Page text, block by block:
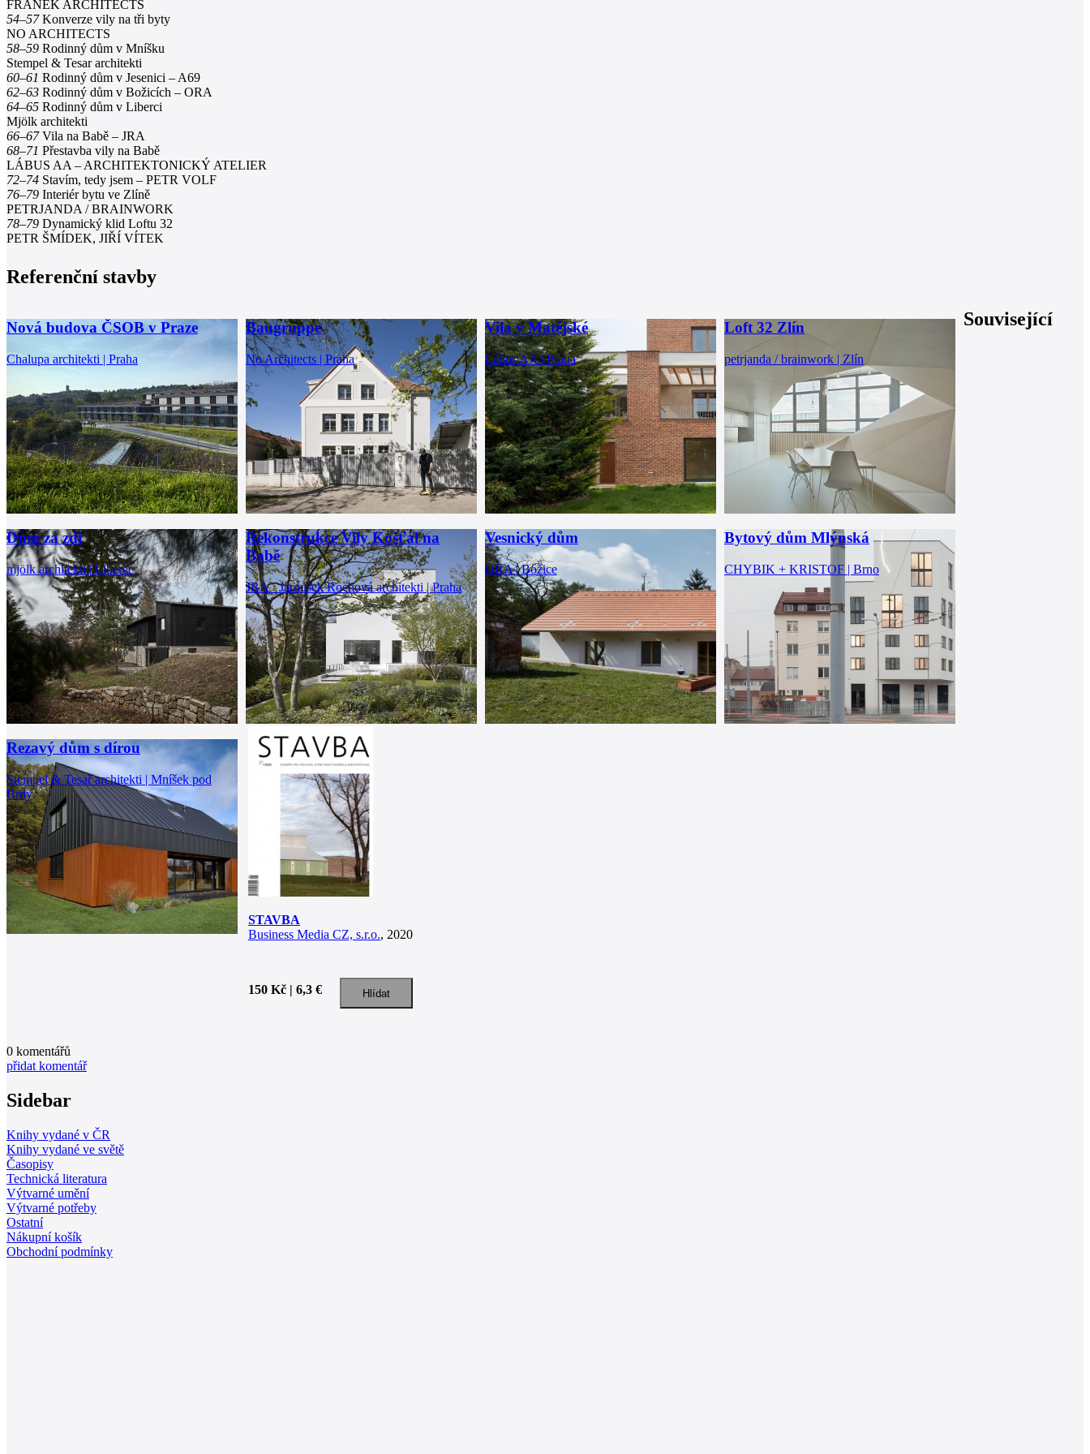
FRÁNEK ARCHITECTS
54–57Konverze vily na tři byty
NO ARCHITECTS
58–59 Rodinný dům v Mníšku
Stempel & Tesar architekti
60–61 Rodinný dům v Jesenici – A69
62–63 Rodinný dům v Božicích – ORA
64–65 Rodinný dům v Liberci
Mjölk architekti
66–67Vila na Babě – JRA
68–71 Přestavba vily na Babě
LÁBUS AA – ARCHITEKTONICKÝ ATELIER
72–74 Stavím, tedy jsem – PETR VOLF
76–79 Interiér bytu ve Zlíně
PETRJANDA / BRAINWORK
78–79 Dynamický klid Loftu 32
PETR ŠMÍDEK, JIŘÍ VÍTEK
Referenční stavby
Nová budova ČSOB v Praze
Chalupa architekti | Praha
Baugruppe
No Architects | Praha
Vila v Matějské
Lábus AA | Praha
Loft 32 Zlín
petrjanda / brainwork | Zlín
Dům za zdí
mjölk architekti | Liberec
Rekonstrukce Vily Košťál na
Babě
JRA Jaroušek Rochová architekti | Praha
Vesnický dům
ORA | Božice
Bytový dům Mlýnská
CHYBIK + KRISTOF | Brno
Rezavý dům s dírou
Stempel & Tesař architekti | Mníšek pod
Brdy
Související
STAVBA
Business Media CZ, s.r.o., 2020
150 Kč | 6,3 €
0 komentářů
přidat komentář
Sidebar
Knihy vydané v ČR
Knihy vydané ve světě
Časopisy
Technická literatura
Výtvarné umění
Výtvarné potřeby
Ostatní
Nákupní košík
Obchodní podmínky